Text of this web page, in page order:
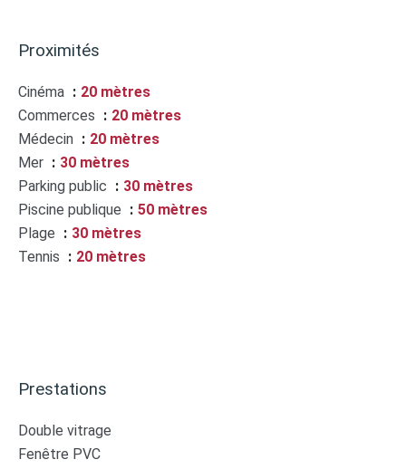
Proximités
Cinéma
20 mètres
Commerces
20 mètres
Médecin
20 mètres
Mer
30 mètres
Parking public
30 mètres
Piscine publique
50 mètres
Plage
30 mètres
Tennis
20 mètres
Prestations
Double vitrage
Fenêtre PVC